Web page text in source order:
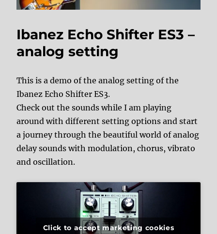
Ibanez Echo Shifter ES3 –
analog setting
This is a demo of the analog setting of the
Ibanez Echo Shifter ES3.
Check out the sounds while I am playing
around with different setting options and start
a journey through the beautiful world of analog
delay sounds with modulation, chorus, vibrato
and oscillation.
Click to accept marketing cookies